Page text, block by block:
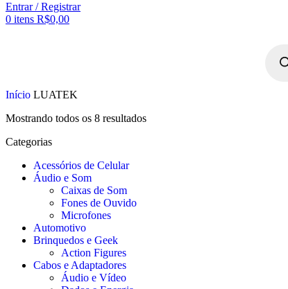
Entrar / Registrar
0 itens R$0,00
Início LUATEK
Mostrando todos os 8 resultados
Categorias
Acessórios de Celular
Áudio e Som
Caixas de Som
Fones de Ouvido
Microfones
Automotivo
Brinquedos e Geek
Action Figures
Cabos e Adaptadores
Áudio e Vídeo